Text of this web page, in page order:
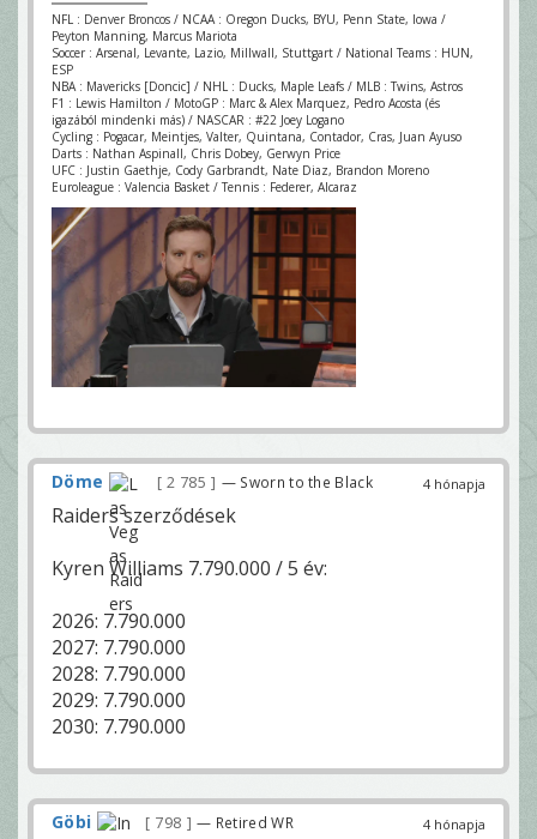
NFL : Denver Broncos / NCAA : Oregon Ducks, BYU, Penn State, Iowa /
Peyton Manning, Marcus Mariota
Soccer : Arsenal, Levante, Lazio, Millwall, Stuttgart / National Teams : HUN,
ESP
NBA : Mavericks [Doncic] / NHL : Ducks, Maple Leafs / MLB : Twins, Astros
F1 : Lewis Hamilton / MotoGP : Marc & Alex Marquez, Pedro Acosta (és
igazából mindenki más) / NASCAR : #22 Joey Logano
Cycling : Pogacar, Meintjes, Valter, Quintana, Contador, Cras, Juan Ayuso
Darts : Nathan Aspinall, Chris Dobey, Gerwyn Price
UFC : Justin Gaethje, Cody Garbrandt, Nate Diaz, Brandon Moreno
Euroleague : Valencia Basket / Tennis : Federer, Alcaraz
4 hónapja
Döme 2 785 — Sworn to the Black
Raiders szerződések
Kyren Williams 7.790.000 / 5 év:
2026: 7.790.000
2027: 7.790.000
2028: 7.790.000
2029: 7.790.000
2030: 7.790.000
4 hónapja
Göbi 798 — Retired WR